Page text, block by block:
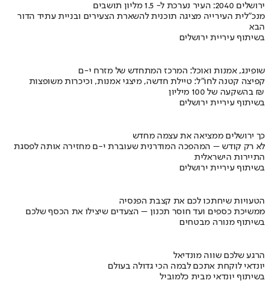
ירושלים 2040: העיר נערכת ל- 1.5 מליון תושבים
מנכ"לית העירייה מציגה תוכנית להשארת הצעירים ובניית עתיד הדור
הבא
בשיתוף עיריית ירושלים
שופינג, אמנות ואוכל: המרכז המתחדש של מזרח י-ם
קפיצה קטנה לחו"ל: טיילת חדשה, מיצגי אמנות, וכיכרות משופצות
בהשקעה של 100 מיליון ₪
בשיתוף עיריית ירושלים
כך ירושלים ממציאה את עצמה מחדש
לא רק קודש – המהפכה המודרנית שעוברת י-ם מחזירה אותה לפסגת
התיירות הישראלית
בשיתוף עיריית ירושלים
הטעויות שיחתכו לכם את קצבת הפנסיה
ממשיכת כספים ועד חוסר תכנון – הצעדים שיצילו את הכסף שלכם
בשיתוף מנורה מבטחים
הרגע שלכם שווה מונדיאל
יונדאי לוקחת אתכם לבמה הכי גדולה בעולם
בשיתוף יונדאי מבית כלמוביל